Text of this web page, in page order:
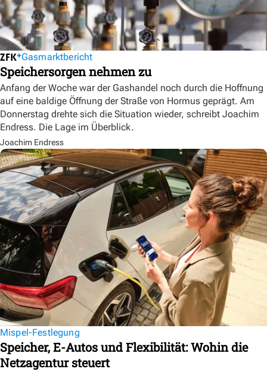
Gasmarktbericht
Speichersorgen nehmen zu
Anfang der Woche war der Gashandel noch durch die Hoffnung
auf eine baldige Öffnung der Straße von Hormus geprägt. Am
Donnerstag drehte sich die Situation wieder, schreibt Joachim
Endress. Die Lage im Überblick.
Joachim Endress
Mispel-Festlegung
Speicher, E-Autos und Flexibilität: Wohin die
Netzagentur steuert